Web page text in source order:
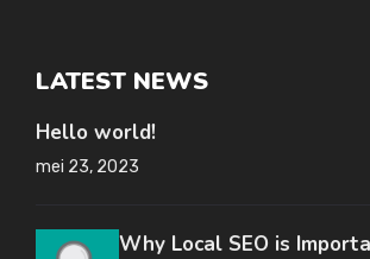
LATEST NEWS
Hello world!
mei 23, 2023
Why Local SEO is